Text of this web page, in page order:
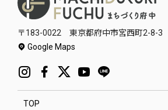
〒183-0022 東京都府中市宮西町2-8-
Google Maps
TOP